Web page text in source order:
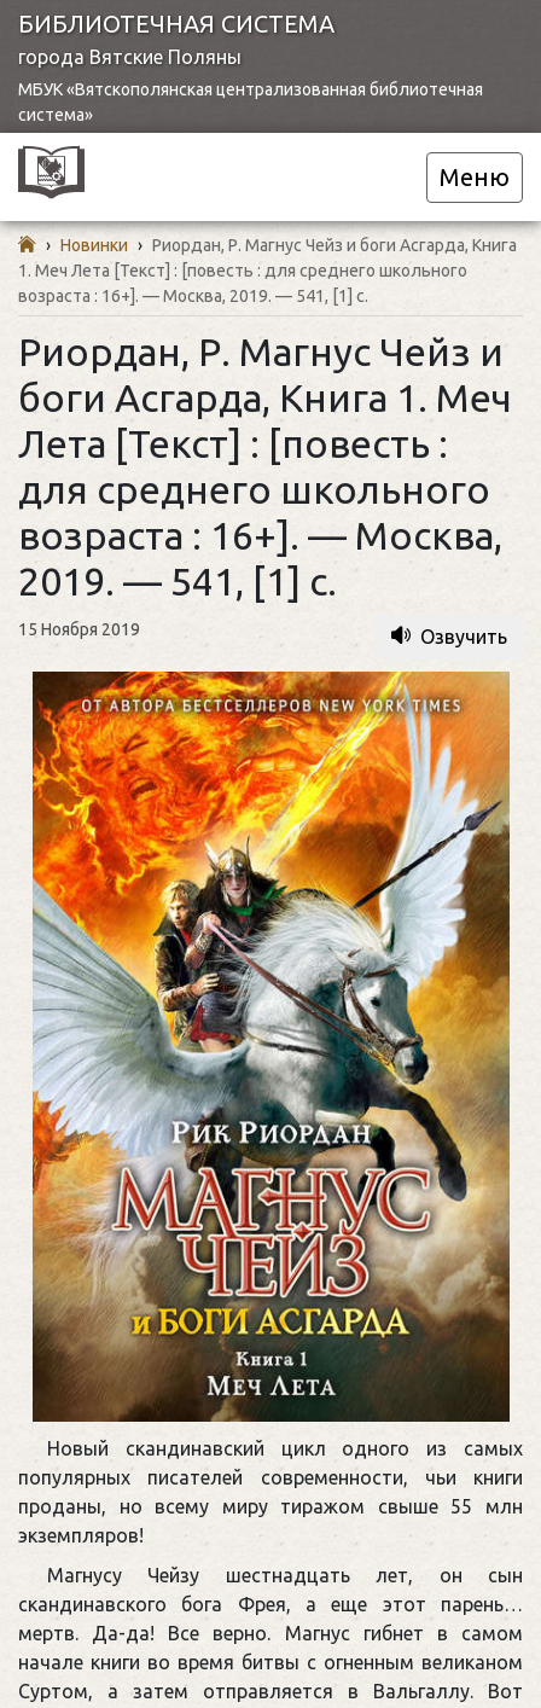
БИБЛИОТЕЧНАЯ СИСТЕМА
города Вятские Поляны
МБУК «Вятскополянская централизованная библиотечная
система»
Меню
› Новинки › Риордан, Р. Магнус Чейз и боги Асгарда, Книга
1. Меч Лета [Текст] : [повесть : для среднего школьного
возраста : 16+]. — Москва, 2019. — 541, [1] с.
Риордан, Р. Магнус Чейз и
боги Асгарда, Книга 1. Меч
Лета [Текст] : [повесть :
для среднего школьного
возраста : 16+]. — Москва,
2019. — 541, [1] с.
15 Ноября 2019 Озвучить
Новый скандинавский цикл одного из самых
популярных писателей современности, чьи книги
проданы, но всему миру тиражом свыше 55 млн
экземпляров!
Магнусу Чейзу шестнадцать лет, он сын
скандинавского бога Фрея, а еще этот парень…
мертв. Да-да! Все верно. Магнус гибнет в самом
начале книги во время битвы с огненным великаном
Суртом, а затем отправляется в Вальгаллу. Вот